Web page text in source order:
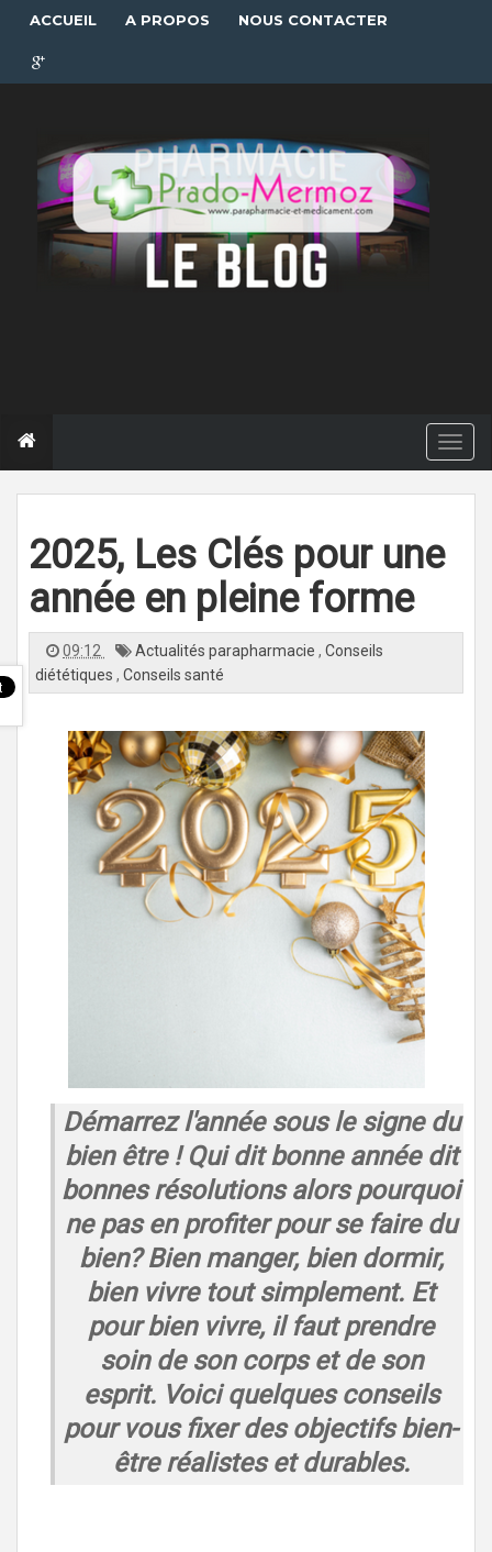
ACCUEIL A PROPOS NOUS CONTACTER
T
o
g
l
2025, Les Clés pour une
année en pleine forme
09:12 Actualités parapharmacie , Conseils
diététiques , Conseils santé
Démarrez l'année sous le signe du
bien être ! Qui dit bonne année dit
bonnes résolutions alors pourquoi
ne pas en profiter pour se faire du
bien? Bien manger, bien dormir,
bien vivre tout simplement. Et
pour bien vivre, il faut prendre
soin de son corps et de son
esprit. Voici quelques conseils
pour vous fixer des objectifs bien-
être réalistes et durables.